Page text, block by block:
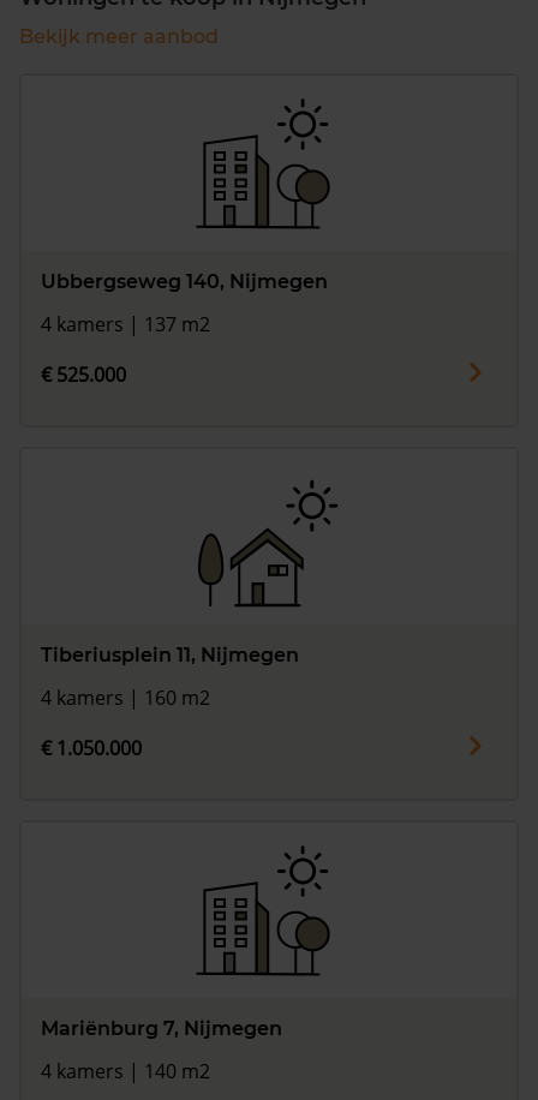
Bekijk meer aanbod
Ubbergseweg 140, Nijmegen
4 kamers | 137 m2
€ 525.000
Tiberiusplein 11, Nijmegen
4 kamers | 160 m2
€ 1.050.000
Mariënburg 7, Nijmegen
4 kamers | 140 m2